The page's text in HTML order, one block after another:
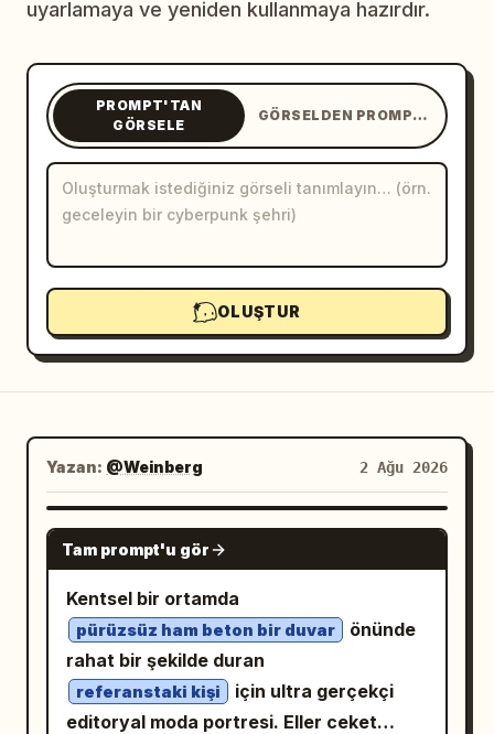
Güncellemeler
uyarlamaya ve yeniden kullanmaya hazırdır.
PROMPT'TAN
GÖRSELE
GÖRSELDEN PROMPT'A
OLUŞTUR
Yazan: @Weinberg 2 Ağu 2026
NANO BANANA PRO
Tam prompt'u gör
Kentsel bir ortamda
pürüzsüz ham beton bir duvar
önünde
rahat bir şekilde duran
referanstaki kişi
için ultra gerçekçi
editoryal moda portresi. Eller ceket